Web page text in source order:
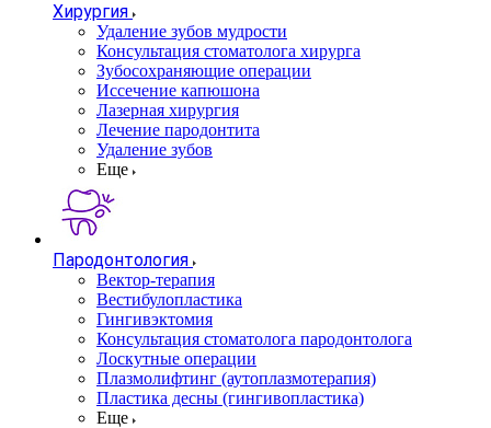
Хирургия
Удаление зубов мудрости
Консультация стоматолога хирурга
Зубосохраняющие операции
Иссечение капюшона
Лазерная хирургия
Лечение пародонтита
Удаление зубов
Еще
Пародонтология
Вектор-терапия
Вестибулопластика
Гингивэктомия
Консультация стоматолога пародонтолога
Лоскутные операции
Плазмолифтинг (аутоплазмотерапия)
Пластика десны (гингивопластика)
Еще